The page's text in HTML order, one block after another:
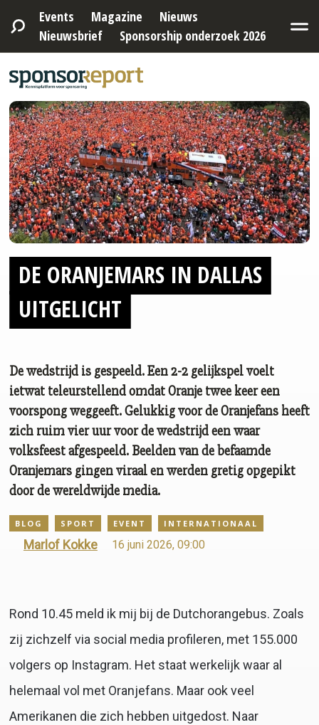
Events Magazine
Nieuws
Nieuwsbrief
Sponsorship onderzoek 2026
BLOG SPORT EVENT INTERNATIONAAL
16 juni 2026, 09:00
Marlof Kokke
DE ORANJEMARS IN DALLAS
UITGELICHT
De wedstrijd is gespeeld. Een 2-2 gelijkspel voelt
ietwat teleurstellend omdat Oranje twee keer een
voorspong weggeeft. Gelukkig voor de Oranjefans heeft
zich ruim vier uur voor de wedstrijd een waar
volksfeest afgespeeld. Beelden van de befaamde
Oranjemars gingen viraal en werden gretig opgepikt
door de wereldwijde media.
Rond 10.45 meld ik mij bij de Dutchorangebus. Zoals
zij zichzelf via social media profileren, met 155.000
volgers op Instagram. Het staat werkelijk waar al
helemaal vol met Oranjefans. Maar ook veel
Amerikanen die zich hebben uitgedost. Naar